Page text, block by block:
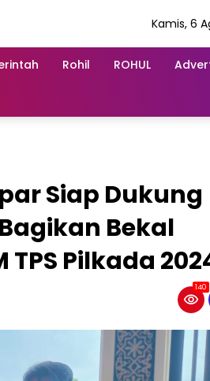
Kamis, 6
Rohil ROHUL
Siap Dukung
Bekal
Pilkada
140